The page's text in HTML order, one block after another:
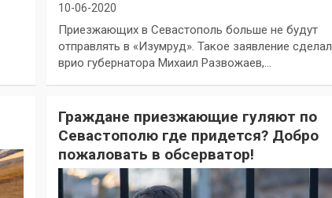
10-06-2020
Приезжающих в Севастополь больше не будут
отправлять в «Изумруд». Такое заявление сделал
врио губернатора Михаил Развожаев,…
Граждане приезжающие гуляют по
Севастополю где придется? Добро
пожаловать в обсерватор!